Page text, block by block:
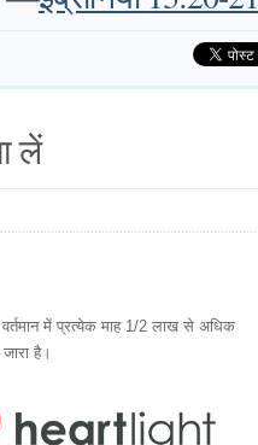
लें
में प्रत्येक माह 1/2 लाख से अधिक
जारा है।